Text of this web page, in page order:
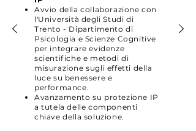
Avvio della collaborazione con
l'Università degli Studi di
Trento - Dipartimento di
Psicologia e Scienze Cognitive
per integrare evidenze
scientifiche e metodi di
misurazione sugli effetti della
luce su benessere e
performance.
Avanzamento su protezione IP
a tutela delle componenti
chiave della soluzione.